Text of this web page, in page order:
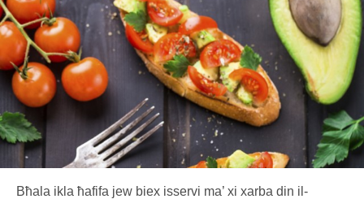
Bħala ikla ħafifa jew biex isservi ma’ xi xarba din il-